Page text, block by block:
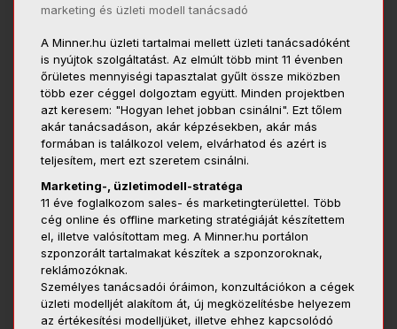
marketing és üzleti modell tanácsadó
A Minner.hu üzleti tartalmai mellett üzleti tanácsadóként
is nyújtok szolgáltatást. Az elmúlt több mint 11 évenben
őrületes mennyiségi tapasztalat gyűlt össze miközben
több ezer céggel dolgoztam együtt. Minden projektben
azt keresem: "Hogyan lehet jobban csinálni". Ezt tőlem
akár tanácsadáson, akár képzésekben, akár más
formában is találkozol velem, elvárhatod és azért is
teljesítem, mert ezt szeretem csinálni.
Marketing-, üzletimodell-stratéga
11 éve foglalkozom sales- és marketingterülettel. Több
cég online és offline marketing stratégiáját készítettem
el, illetve valósítottam meg. A Minner.hu portálon
szponzorált tartalmakat készítek a szponzoroknak,
reklámozóknak.
Személyes tanácsadói óráimon, konzultációkon a cégek
üzleti modelljét alakítom át, új megközelítésbe helyezem
az értékesítési modelljüket, illetve ehhez kapcsolódó